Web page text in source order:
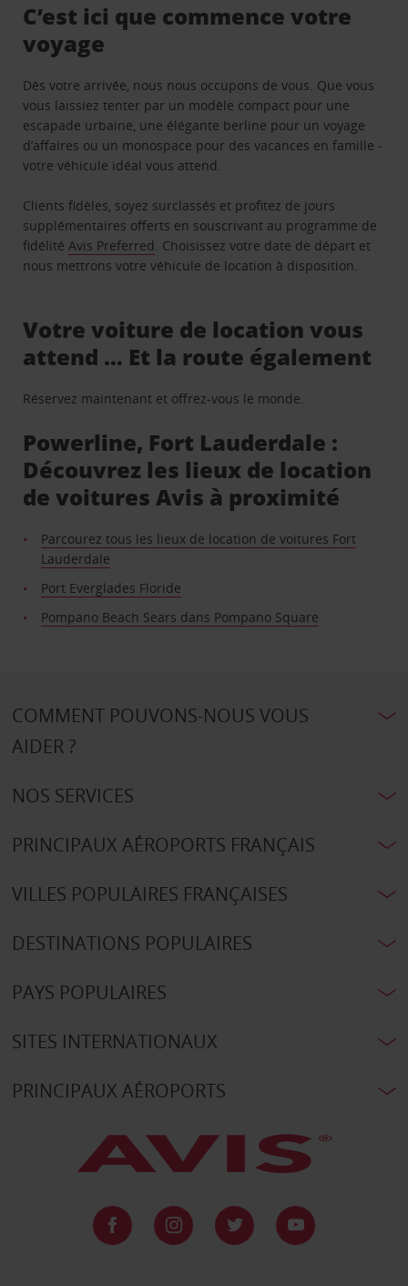
C’est ici que commence votre
voyage
Dès votre arrivée, nous nous occupons de vous. Que vous
vous laissiez tenter par un modèle compact pour une
escapade urbaine, une élégante berline pour un voyage
d’affaires ou un monospace pour des vacances en famille -
votre véhicule idéal vous attend.
Clients fidèles, soyez surclassés et profitez de jours
supplémentaires offerts en souscrivant au programme de
fidélitéAvis Preferred. Choisissez votre date de départ et
nous mettrons votre véhicule de location à disposition.
Votre voiture de location vous
attend … Et la route également
Réservez maintenant et offrez-vous le monde.
Powerline, Fort Lauderdale :
Découvrez les lieux de location
de voitures Avis à proximité
Parcourez tous les lieux de location de voitures Fort
Lauderdale
Port Everglades Floride
Pompano Beach Sears dans Pompano Square
COMMENT POUVONS-NOUS VOUS
AIDER ?
NOS SERVICES
PRINCIPAUX AÉROPORTS FRANÇAIS
VILLES POPULAIRES FRANÇAISES
DESTINATIONS POPULAIRES
PAYS POPULAIRES
SITES INTERNATIONAUX
PRINCIPAUX AÉROPORTS